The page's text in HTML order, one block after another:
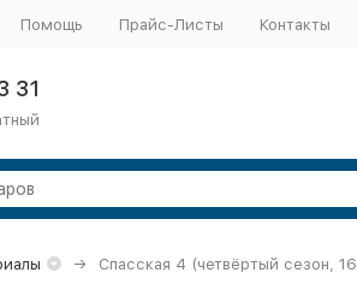
Помощь Прайс-Листы Контакты
31
Спасская 4 (четвёртый сезон,